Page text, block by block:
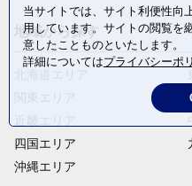
地域から探す
四国エリア
沖縄エリア
当サイトでは、サイト利便性向
用しています。サイトの閲覧を
意したことものといたします。
詳細についてはプライバシーポ